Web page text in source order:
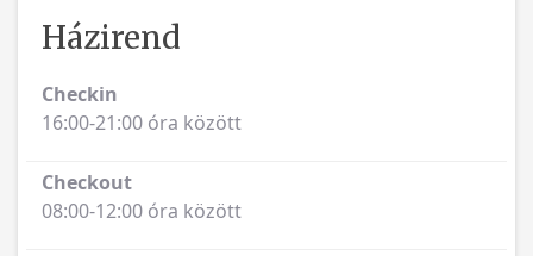
Házirend
Checkin
16:00-21:00 óra között
Checkout
08:00-12:00 óra között